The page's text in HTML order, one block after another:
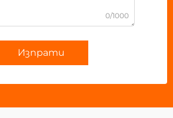
0/1000
Изпрати